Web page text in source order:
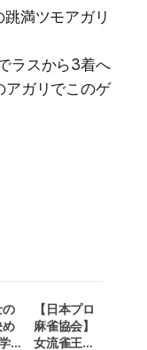
満ツモアガリ
ラスから3着へ
アガリでこのゲ
の
め
生
【日本プロ
麻雀協会】
女流雀王戦